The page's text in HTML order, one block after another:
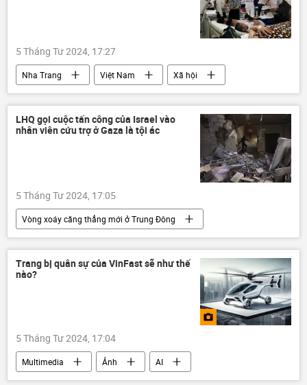
5 Tháng Tư 2024, 17:27
Nha Trang Việt Nam
Xã hội
trường học
cái chết
học sinh
Khánh Hòa
LHQ gọi cuộc tấn công của Israel vào
nhân viên cứu trợ ở Gaza là tội ác
5 Tháng Tư 2024, 17:05
Vòng xoáy căng thẳng mới ở Trung Đông
tội ác chiến tranh
Gaza
Palestine
Thế giới
Israel
Liên Hợp Quốc
xung đột quân sự
Trang bị quân sự của VinFast sẽ như thế
nào?
5 Tháng Tư 2024, 17:04
Multimedia Ảnh
AI
trí tuệ nhân tạo
Việt Nam